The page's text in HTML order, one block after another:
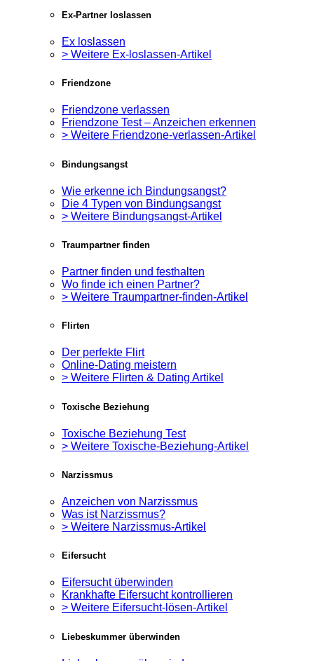
Ex-Partner loslassen
Ex loslassen
> Weitere Ex-loslassen-Artikel
Friendzone
Friendzone verlassen
Friendzone Test – Anzeichen erkennen
> Weitere Friendzone-verlassen-Artikel
Bindungsangst
Wie erkenne ich Bindungsangst?
Die 4 Typen von Bindungsangst
> Weitere Bindungsangst-Artikel
Traumpartner finden
Partner finden und festhalten
Wo finde ich einen Partner?
> Weitere Traumpartner-finden-Artikel
Flirten
Der perfekte Flirt
Online-Dating meistern
> Weitere Flirten & Dating Artikel
Toxische Beziehung
Toxische Beziehung Test
> Weitere Toxische-Beziehung-Artikel
Narzissmus
Anzeichen von Narzissmus
Was ist Narzissmus?
> Weitere Narzissmus-Artikel
Eifersucht
Eifersucht überwinden
Krankhafte Eifersucht kontrollieren
> Weitere Eifersucht-lösen-Artikel
Liebeskummer überwinden